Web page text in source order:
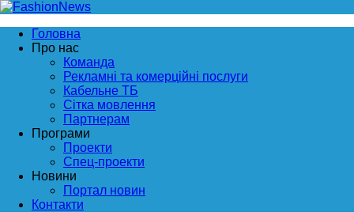
Головна
Про нас
Команда
Рекламні та комерційні послуги
Кабельне ТБ
Сітка мовлення
Партнерам
Програми
Проекти
Спец-проекти
Новини
Портал новин
Контакти